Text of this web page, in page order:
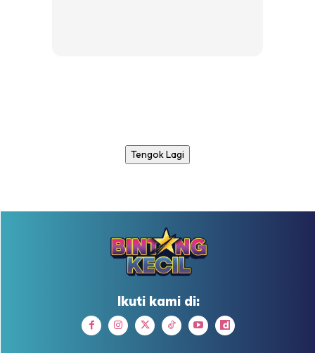
Tengok Lagi
Ikuti kami di: